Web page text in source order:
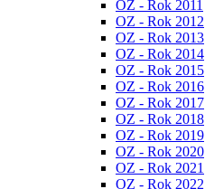
OZ - Rok 2011
OZ - Rok 2012
OZ - Rok 2013
OZ - Rok 2014
OZ - Rok 2015
OZ - Rok 2016
OZ - Rok 2017
OZ - Rok 2018
OZ - Rok 2019
OZ - Rok 2020
OZ - Rok 2021
OZ - Rok 2022